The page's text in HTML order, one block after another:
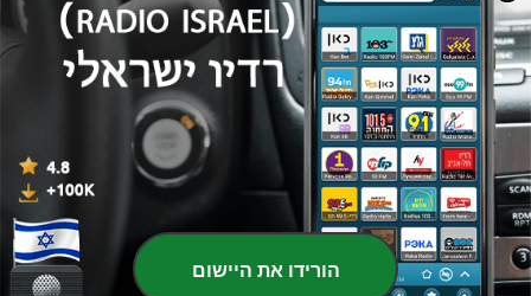
33
-
EP33 Sledgehammer and Big Shot
05 יולי 2025
32
EP32 The Show with Mike Rowe
29 מרץ 2025
31
EP31 Kushite Conversations
13 ינו' 2025
30
-
EP30 So, you say you want a revolution?
01 אוג' 2024
הורידו את היישום